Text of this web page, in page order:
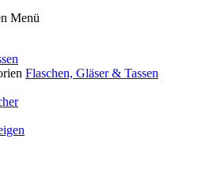
Menü
Flaschen, Gläser & Tassen